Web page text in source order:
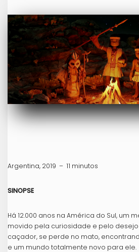
Argentina, 2019 – 11 minutos
SINOPSE
Há 12.000 anos na América do Sul, um
movido pela curiosidade e pelo
caçador, se perde no mato,
e um mundo totalmente novo para ele.